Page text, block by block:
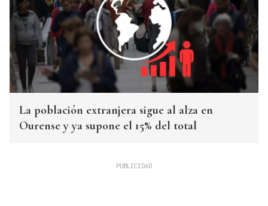
La población extranjera sigue al alza en
Ourense y ya supone el 15% del total